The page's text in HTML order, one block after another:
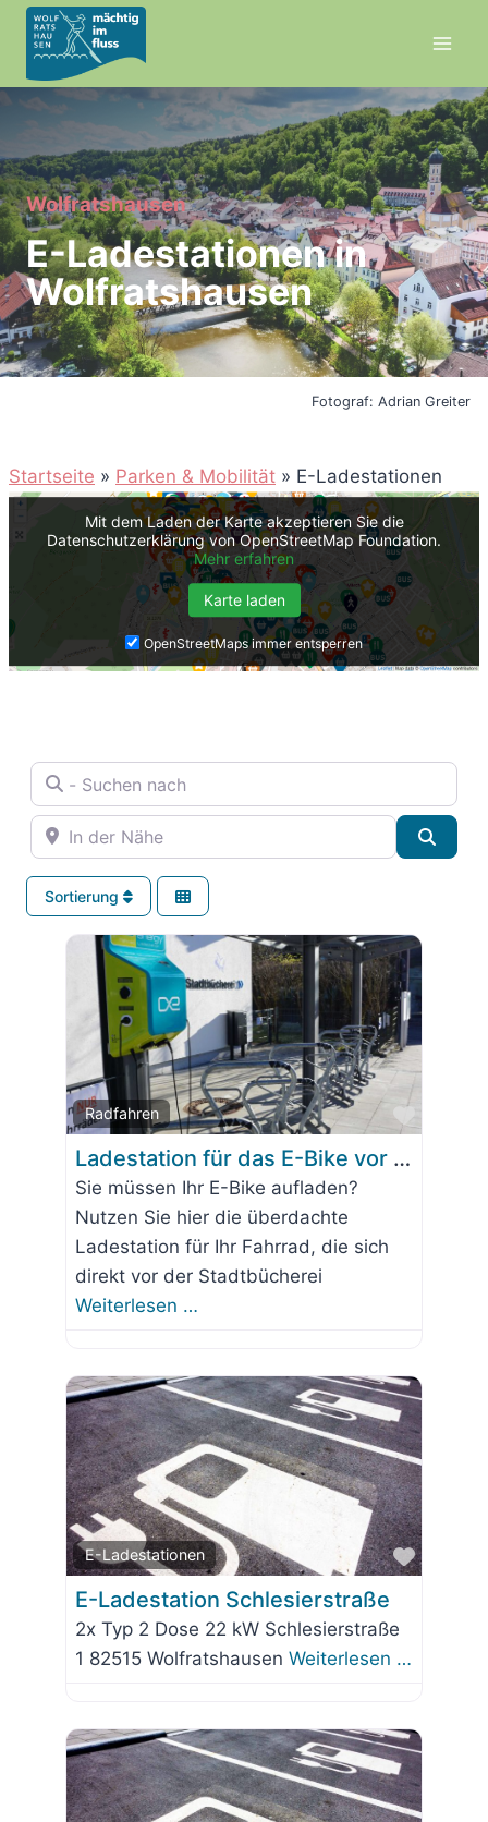
Zum
Inhalt
springen
Wolfratshausen
E-Ladestationen in
Wolfratshausen
Fotograf: Adrian Greiter
Startseite » Parken & Mobilität » E-Ladestationen
Mit dem Laden der Karte akzeptieren Sie die
Datenschutzerklärung von OpenStreetMap Foundation.
Mehr erfahren
Karte laden
OpenStreetMaps immer entsperren
- Suchen nach
In der Nähe
Sortierung
Radfahren
Favorit
Ladestation für das E-Bike vor der Stadtbücherei Wolfratshausen
Sie müssen Ihr E-Bike aufladen?
Nutzen Sie hier die überdachte
Ladestation für Ihr Fahrrad, die sich
direkt vor der Stadtbücherei
Weiterlesen …
E-Ladestationen
Favorit
E-Ladestation Schlesierstraße
2x Typ 2 Dose 22 kW Schlesierstraße
1 82515 Wolfratshausen Weiterlesen …